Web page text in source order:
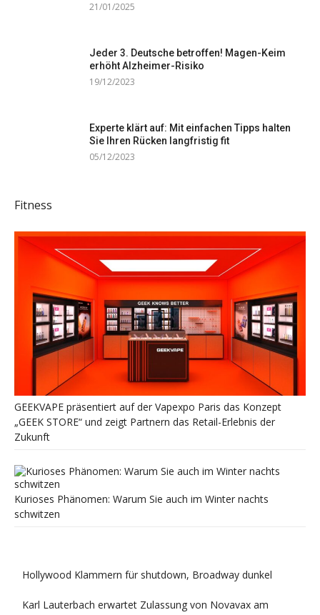
21/01/2025
Jeder 3. Deutsche betroffen! Magen-Keim
erhöht Alzheimer-Risiko
19/12/2023
Experte klärt auf: Mit einfachen Tipps halten
Sie Ihren Rücken langfristig fit
05/12/2023
Fitness
GEEKVAPE präsentiert auf der Vapexpo Paris das Konzept
„GEEK STORE“ und zeigt Partnern das Retail-Erlebnis der
Zukunft
Kurioses Phänomen: Warum Sie auch im Winter nachts
schwitzen
Hollywood Klammern für shutdown, Broadway dunkel
Karl Lauterbach erwartet Zulassung von Novavax am